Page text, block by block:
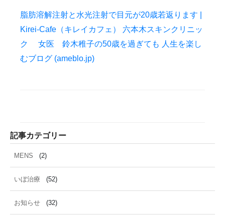
脂肪溶解注射（BNLS）
花粉症
血管開き
雑誌掲載
食べ物 ＹＡＧレーザー
脂肪溶解注射と水光注射で目元が20歳若返ります |
Kirei-Cafe（キレイカフェ） 六本木スキンクリニッ
ク 女医 鈴木稚子の50歳を過ぎても 人生を楽し
むブログ (ameblo.jp)
記事カテゴリー
MENS (2)
いぼ治療 (52)
お知らせ (32)